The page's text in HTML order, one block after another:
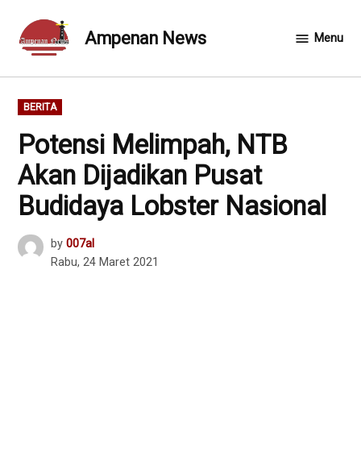
content
Ampenan News Menu
POSTED
IN
BERITA
Potensi Melimpah, NTB
Akan Dijadikan Pusat
Budidaya Lobster Nasional
by 007al
Rabu, 24 Maret 2021